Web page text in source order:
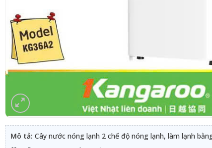
Mô tả: Cây nước nóng lạnh 2 chế độ nóng lạnh, làm lạnh